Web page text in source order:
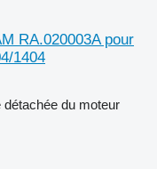
RA.020003A pour
1404
du moteur